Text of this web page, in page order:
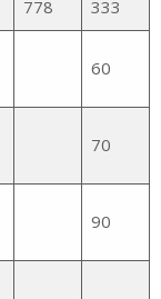
778
333
60
70
90